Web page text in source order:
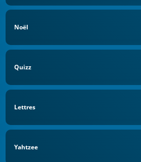
Noël
Quizz
Lettres
Yahtzee